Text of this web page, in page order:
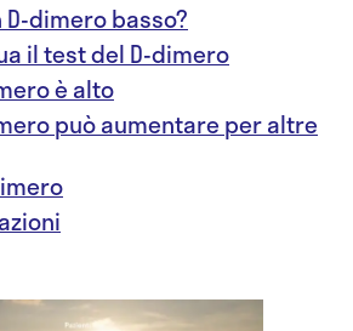
dimero basso?
il test del D-dimero
è alto
può aumentare per altre